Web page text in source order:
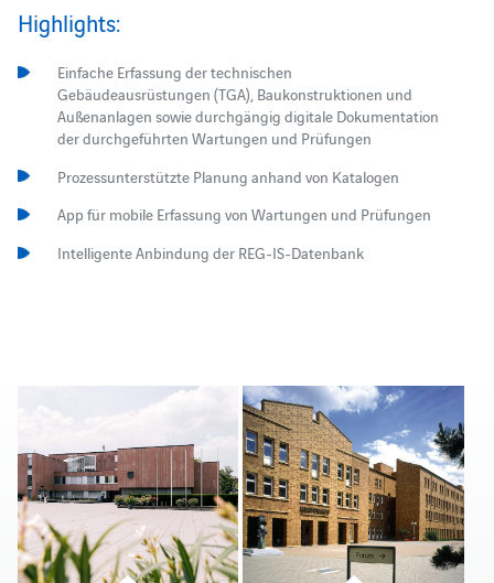
Highlights:
Einfache Erfassung der technischen
Gebäudeausrüstungen (TGA), Baukonstruktionen und
Außenanlagen sowie durchgängig digitale Dokumentation
der durchgeführten Wartungen und Prüfungen
Prozessunterstützte Planung anhand von Katalogen
App für mobile Erfassung von Wartungen und Prüfungen
Intelligente Anbindung der REG-IS-Datenbank